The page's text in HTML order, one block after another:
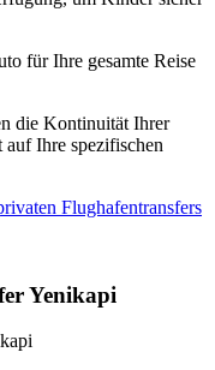
für Ihre gesamte Reise
die Kontinuität Ihrer
Ihre spezifischen
Flughafentransfers
Yenikapi